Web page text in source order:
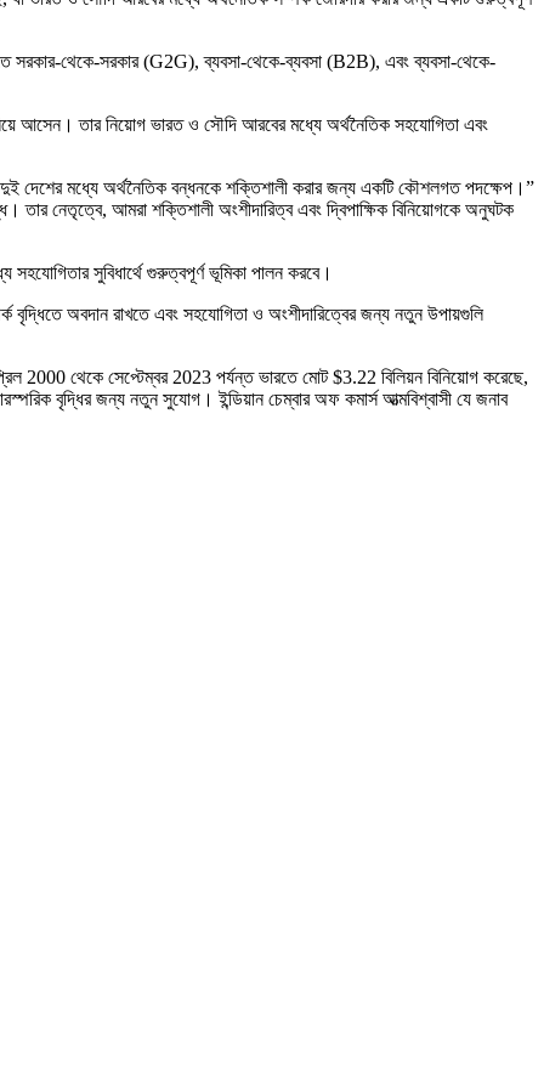
সরকার-থেকে-সরকার (G2G), ব্যবসা-থেকে-ব্যবসা (B2B), এবং ব্যবসা-থেকে-
আসেন। তার নিয়োগ ভারত ও সৌদি আরবের মধ্যে অর্থনৈতিক সহযোগিতা এবং
দুই দেশের মধ্যে অর্থনৈতিক বন্ধনকে শক্তিশালী করার জন্য একটি কৌশলগত পদক্ষেপ।”
তার নেতৃত্বে, আমরা শক্তিশালী অংশীদারিত্ব এবং দ্বিপাক্ষিক বিনিয়োগকে অনুঘটক
সুবিধার্থে গুরুত্বপূর্ণ ভূমিকা পালন করবে।
বৃদ্ধিতে অবদান রাখতে এবং সহযোগিতা ও অংশীদারিত্বের জন্য নতুন উপায়গুলি
2000 থেকে সেপ্টেম্বর 2023 পর্যন্ত ভারতে মোট $3.22 বিলিয়ন বিনিয়োগ করেছে,
বৃদ্ধির জন্য নতুন সুযোগ। ইন্ডিয়ান চেম্বার অফ কমার্স আত্মবিশ্বাসী যে জনাব